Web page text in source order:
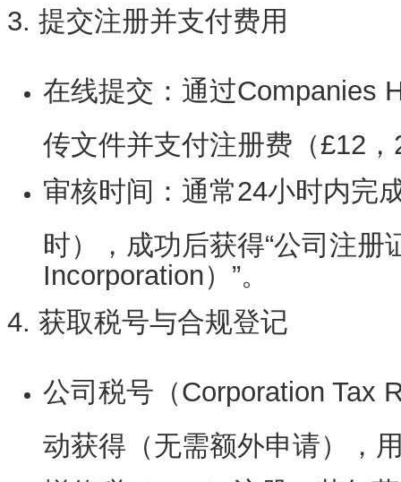
3. 提交注册并支付费用
在线提交 ：通过Companies
传文件并支付注册费（£12
审核时间 ：通常24小时内完
时），成功后获得“公司注册
Incorporation）”。
4. 获取税号与合规登记
公司税号（Corporation Tax
动获得（无需额外申请），